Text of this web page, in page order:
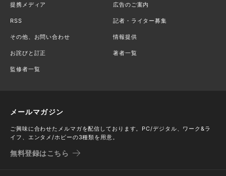
提携メディア 広告のご案内
RSS 記者・ライター募集
その他、お問い合わせ 情報提供
お詫びと訂正 著者一覧
監修者一覧
メールマガジン
ご興味に合わせたメルマガを配信しております。PC/デジタル、ワーク&ラ
イフ、エンタメ/ホビーの3種類を用意。
無料登録はこちら